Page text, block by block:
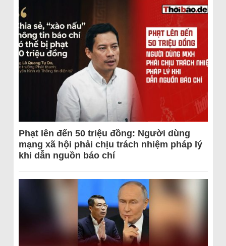
Phạt lên đến 50 triệu đồng: Người dùng
mạng xã hội phải chịu trách nhiệm pháp lý
khi dẫn nguồn báo chí